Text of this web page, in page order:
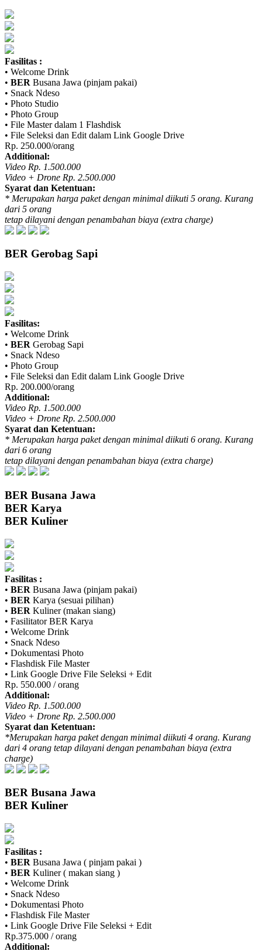
Fasilitas :
• Welcome Drink
• BER Busana Jawa (pinjam pakai)
• Snack Ndeso
• Photo Studio
• Photo Group
• File Master dalam 1 Flashdisk
• File Seleksi dan Edit dalam Link Google Drive
Rp. 250.000/orang
Additional:
Video Rp. 1.500.000
Video + Drone Rp. 2.500.000
Syarat dan Ketentuan:
* Merupakan harga paket dengan minimal diikuti 5 orang. Kurang
dari 5 orang
tetap dilayani dengan penambahan biaya (extra charge)
BER Gerobag Sapi
Fasilitas:
• Welcome Drink
• BER Gerobag Sapi
• Snack Ndeso
• Photo Group
• File Seleksi dan Edit dalam Link Google Drive
Rp. 200.000/orang
Additional:
Video Rp. 1.500.000
Video + Drone Rp. 2.500.000
Syarat dan Ketentuan:
* Merupakan harga paket dengan minimal diikuti 6 orang. Kurang
dari 6 orang
tetap dilayani dengan penambahan biaya (extra charge)
BER Busana Jawa
BER Karya
BER Kuliner
Fasilitas :
• BER Busana Jawa (pinjam pakai)
• BER Karya (sesuai pilihan)
• BER Kuliner (makan siang)
• FasilitatorBER Karya
• Welcome Drink
• Snack Ndeso
• Dokumentasi Photo
• Flashdisk File Master
• Link Google Drive File Seleksi + Edit
Rp. 550.000 / orang
Additional:
Video Rp. 1.500.000
Video + Drone Rp. 2.500.000
Syarat dan Ketentuan:
*Merupakan harga paket dengan minimal diikuti 4 orang. Kurang
dari 4 orang tetap dilayani dengan penambahan biaya (extra
charge)
BER Busana Jawa
BER Kuliner
Fasilitas :
• BER Busana Jawa ( pinjam pakai )
• BER Kuliner ( makan siang )
• Welcome Drink
• Snack Ndeso
• Dokumentasi Photo
• Flashdisk File Master
• Link Google Drive File Seleksi + Edit
Rp.375.000 / orang
Additional: